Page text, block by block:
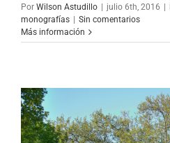
Por Wilson Astudillo julio 6th, 2016
monografías
Sin comentarios
Más información